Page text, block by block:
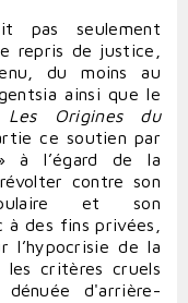
pas seulement
repris de justice,
du moins au
ainsi que le
Les Origines du
ce soutien par
à l’égard de la
contre son
et son
des fins privées,
de la
les critères cruels
d'arrière-